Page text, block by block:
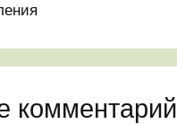
комментарий